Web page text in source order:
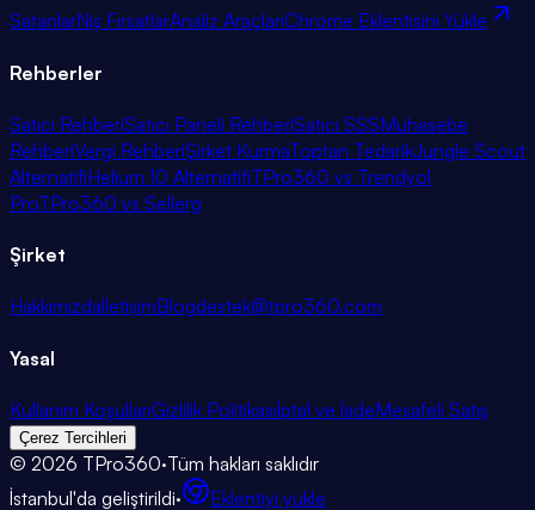
SatanlarNiş FırsatlarAnaliz AraçlarıChrome Eklentisini Yükle
Rehberler
Satıcı RehberiSatıcı Paneli RehberiSatıcı SSSMuhasebe
RehberiVergi RehberiŞirket KurmaToptan TedarikJungle Scout
AlternatifiHelium 10 AlternatifiTPro360 vs Trendyol
ProTPro360 vs Sellerg
Şirket
HakkımızdaİletişimBlogdestek@tpro360.com
Yasal
Kullanım KoşullarıGizlilik Politikasıİptal ve İadeMesafeli Satış
Çerez Tercihleri
© 2026 TPro360·Tüm hakları saklıdır
İstanbul'da geliştirildi· Eklentiyi yükle